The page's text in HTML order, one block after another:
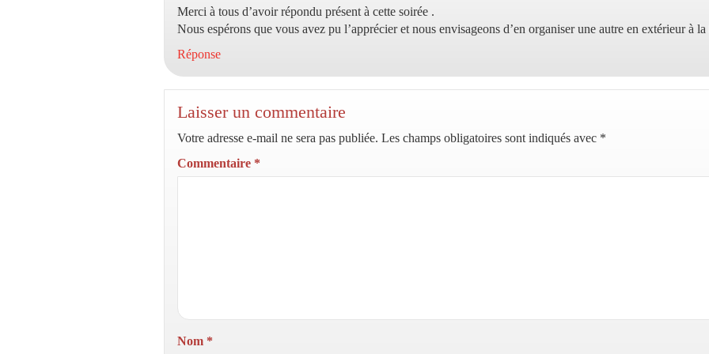
Merci à tous d’avoir répondu présent à cette soirée .
Nous espérons que vous avez pu l’apprécier et nous envisageons d’en organiser une autre en extérieur à
Réponse
Laisser un commentaire
Votre adresse e-mail ne sera pas publiée. Les champs obligatoires sont indiqués avec *
Commentaire *
Nom *